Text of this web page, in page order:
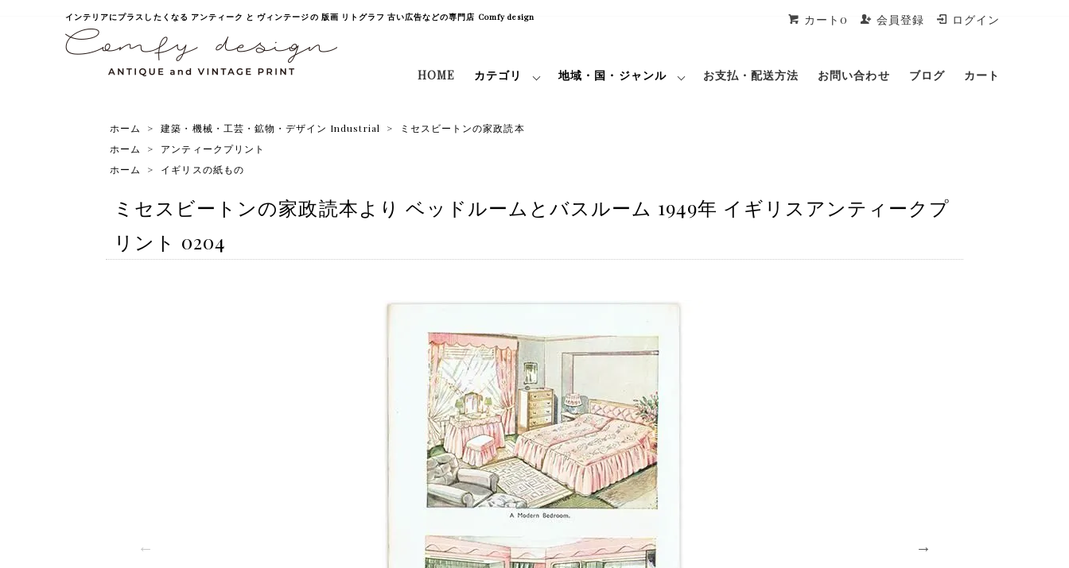
カート0 会員登録 ログイン
インテリアにプラスしたくなる アンティーク と ヴィンテージの 版画 リトグラフ 古い広告などの専門店 Comfy design
HOME カテゴリ 地域・国・ジャンル お支払・配送方法 お問い合わせ ブログ カート
ホーム > 建築・機械・工芸・鉱物・デザイン Industrial >
ミセスビートンの家政読本
ホーム
>
アンティークプリント
ホーム
> イギリスの紙もの
ミセスビートンの家政読本より ベッドルームとバスルーム 1949年 イギリスアンティークプ
リント 0204